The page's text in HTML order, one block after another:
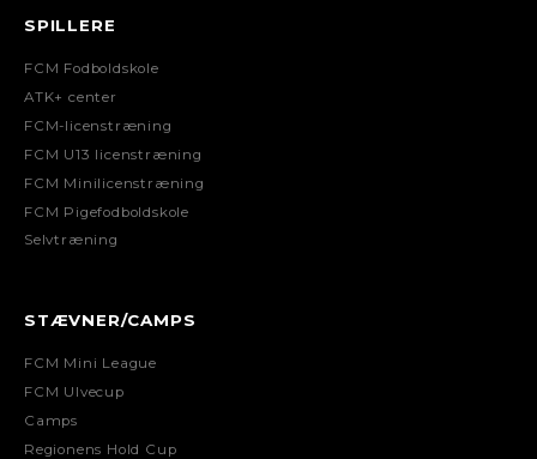
SPILLERE
FCM Fodboldskole
ATK+ center
FCM-licenstræning
FCM U13 licenstræning
FCM Minilicenstræning
FCM Pigefodboldskole
Selvtræning
STÆVNER/CAMPS
FCM Mini League
FCM Ulvecup
Camps
Regionens Hold Cup